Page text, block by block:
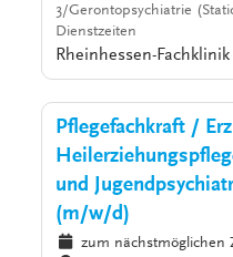
3/Gerontopsychiatrie
Dienstzeiten
Rheinhessen-Fachklinik
Pflegefachkraft /
und
(m/w/d)
zum nächstmöglichen